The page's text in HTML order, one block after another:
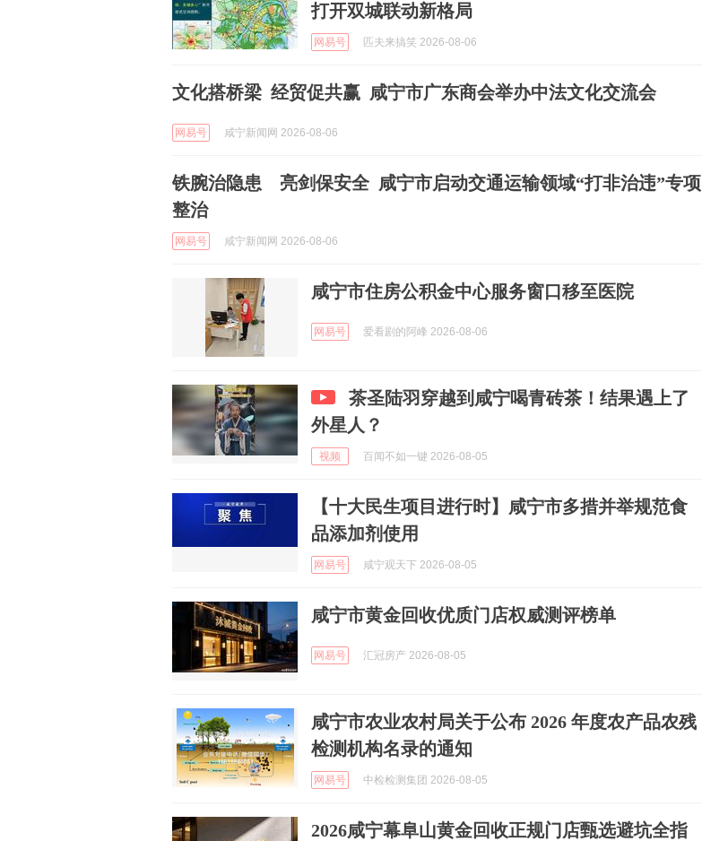
打开双城联动新格局
网易号 匹夫来搞笑 2026-08-06
文化搭桥梁 经贸促共赢 咸宁市广东商会举办中法文化交流会
网易号 咸宁新闻网 2026-08-06
铁腕治隐患 亮剑保安全 咸宁市启动交通运输领域“打非治违”专项
整治
网易号 咸宁新闻网 2026-08-06
咸宁市住房公积金中心服务窗口移至医院
网易号 爱看剧的阿峰 2026-08-06
茶圣陆羽穿越到咸宁喝青砖茶！结果遇上了
外星人？
视频 百闻不如一键 2026-08-05
【十大民生项目进行时】咸宁市多措并举规范食
品添加剂使用
网易号 咸宁观天下 2026-08-05
咸宁市黄金回收优质门店权威测评榜单
网易号 汇冠房产 2026-08-05
咸宁市农业农村局关于公布 2026 年度农产品农残
检测机构名录的通知
网易号 中检检测集团 2026-08-05
2026咸宁幕阜山黄金回收正规门店甄选避坑全指